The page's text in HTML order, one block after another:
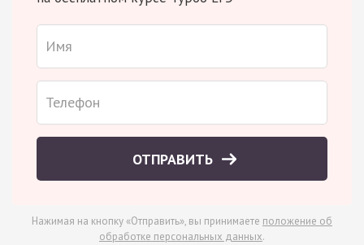
ОТПРАВИТЬ
Нажимая на кнопку «Отправить», вы принимаете положение об
обработке персональных данных.